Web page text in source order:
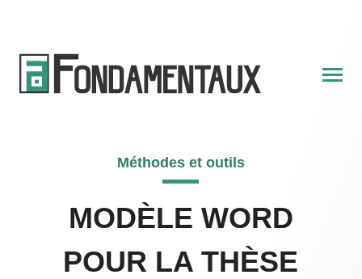
content
Méthodes et outils
MODÈLE WORD
POUR LA THÈSE